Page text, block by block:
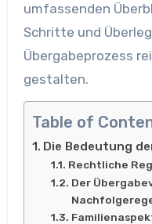
umfassenden
Schritte und
Übergabeprozess
gestalten.
Table of
Die Bedeutung
Rechtliche
Der